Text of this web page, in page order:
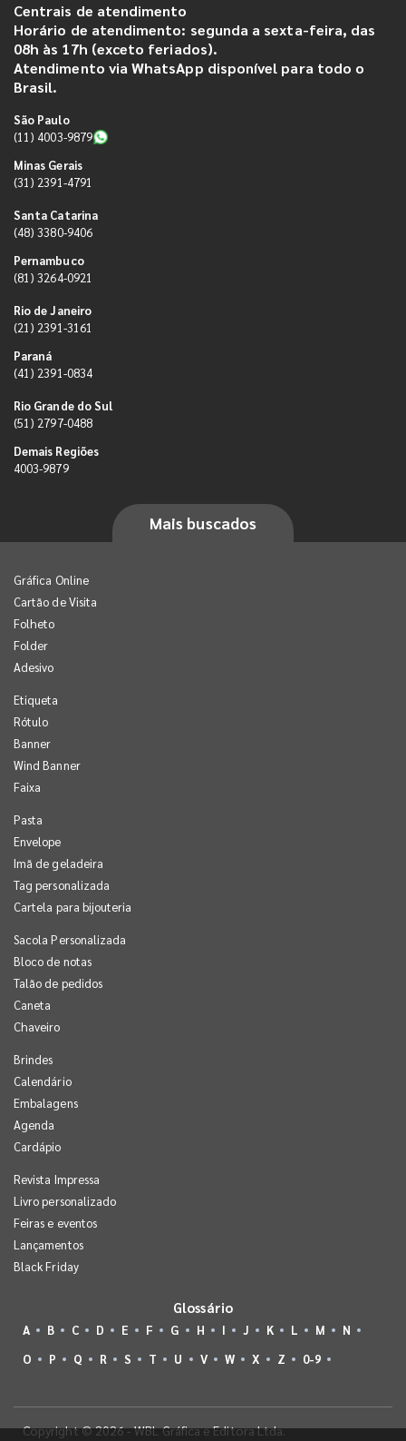
Centrais de atendimento
Horário de atendimento: segunda a sexta-feira, das
08h às 17h (exceto feriados).
Atendimento via WhatsApp disponível para todo o
Brasil.
São Paulo
(11) 4003-9879
Minas Gerais
(31) 2391-4791
Santa Catarina
(48) 3380-9406
Pernambuco
(81) 3264-0921
Rio de Janeiro
(21) 2391-3161
Paraná
(41) 2391-0834
Rio Grande do Sul
(51) 2797-0488
Demais Regiões
4003-9879
Mais buscados
Gráfica Online
Cartão de Visita
Folheto
Folder
Adesivo
Etiqueta
Rótulo
Banner
Wind Banner
Faixa
Pasta
Envelope
Imã de geladeira
Tag personalizada
Cartela para bijouteria
Sacola Personalizada
Bloco de notas
Talão de pedidos
Caneta
Chaveiro
Brindes
Calendário
Embalagens
Agenda
Cardápio
Revista Impressa
Livro personalizado
Feiras e eventos
Lançamentos
Black Friday
Glossário
A B C D E F G H I J K L M
N
O
P Q R S T U V W X Z 0-9
Copyright © 2026 - WBL Gráfica e Editora Ltda.